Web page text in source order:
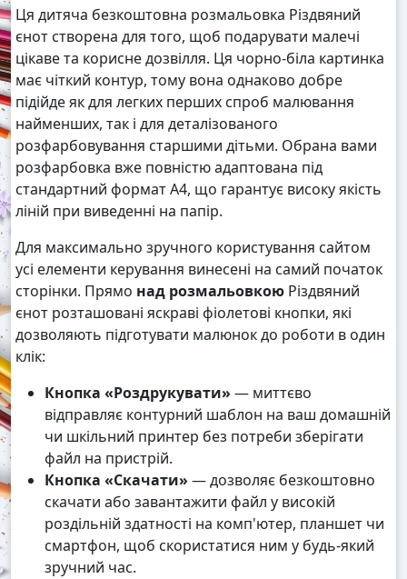
Ця дитяча безкоштовна розмальовка Різдвяний
єнот створена для того, щоб подарувати малечі
цікаве та корисне дозвілля. Ця чорно-біла картинка
має чіткий контур, тому вона однаково добре
підійде як для легких перших спроб малювання
найменших, так і для деталізованого
розфарбовування старшими дітьми. Обрана вами
розфарбовка вже повністю адаптована під
стандартний формат А4, що гарантує високу якість
ліній при виведенні на папір.
Для максимально зручного користування сайтом
усі елементи керування винесені на самий початок
сторінки. Прямо над розмальовкою Різдвяний
єнот розташовані яскраві фіолетові кнопки, які
дозволяють підготувати малюнок до роботи в один
клік:
Кнопка «Роздрукувати» — миттєво
відправляє контурний шаблон на ваш домашній
чи шкільний принтер без потреби зберігати
файл на пристрій.
Кнопка «Скачати» — дозволяє безкоштовно
скачати або завантажити файл у високій
роздільній здатності на комп'ютер, планшет чи
смартфон, щоб скористатися ним у будь-який
зручний час.